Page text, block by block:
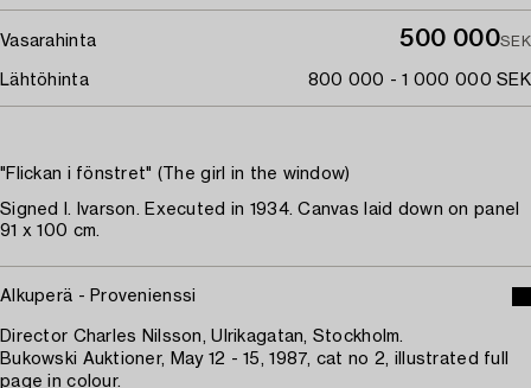
Vasarahinta 500 000SEK
Lähtöhinta 800 000 - 1 000 000 SEK
"Flickan i fönstret" (The girl in the window)
Signed I. Ivarson. Executed in 1934. Canvas laid down on panel
91 x 100 cm.
Alkuperä - Provenienssi
Director Charles Nilsson, Ulrikagatan, Stockholm.
Bukowski Auktioner, May 12 - 15, 1987, cat no 2, illustrated full
page in colour.